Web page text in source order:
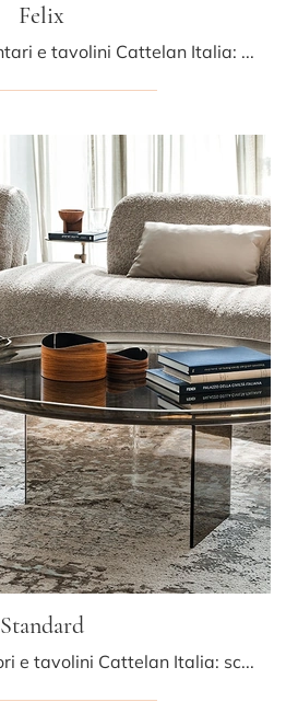
Felix
Accessori complementari e tavolini Cattelan Italia: scopri come impreziosire i tuoi locali moderni con il modello Felix.
Standard
Complementi accessori e tavolini Cattelan Italia: scopri come impreziosire i tuoi spazi moderni con il modello Standard.